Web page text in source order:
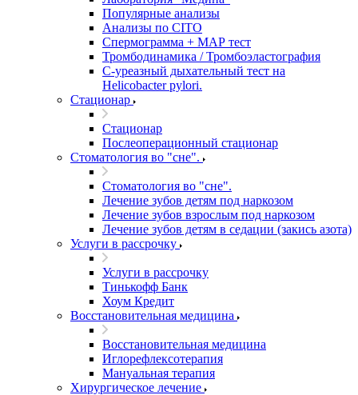
Популярные анализы
Анализы по CITO
Спермограмма + МАР тест
Тромбодинамика / Тромбоэластография
С-уреазный дыхательный тест на
Helicobacter pylori.
Стационар
Стационар
Послеоперационный стационар
Стоматология во "сне".
Стоматология во "сне".
Лечение зубов детям под наркозом
Лечение зубов взрослым под наркозом
Лечение зубов детям в седации (закись азота)
Услуги в рассрочку
Услуги в рассрочку
Тинькофф Банк
Хоум Кредит
Восстановительная медицина
Восстановительная медицина
Иглорефлексотерапия
Мануальная терапия
Хирургическое лечение